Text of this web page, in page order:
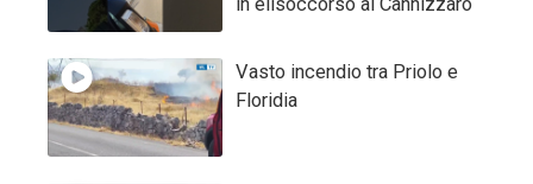
Vasto incendio tra Priolo e
Floridia